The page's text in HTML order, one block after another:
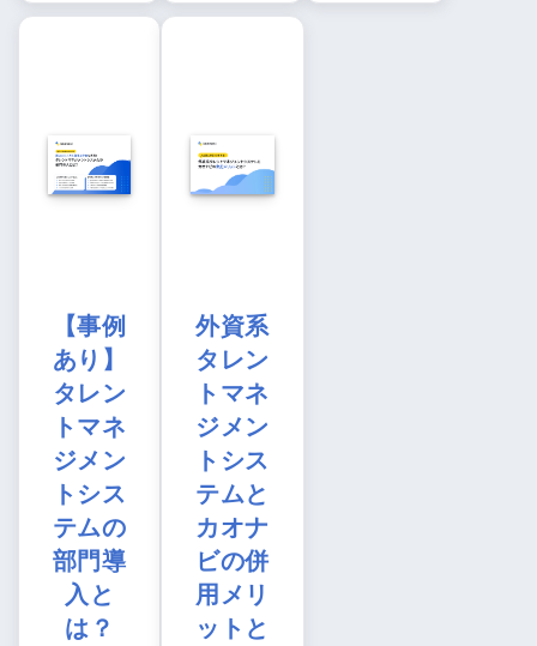
【事例
あり】
タレン
トマネ
ジメン
トシス
テムの
部門導
入と
は？
外資系
タレン
トマネ
ジメン
トシス
テムと
カオナ
ビの併
用メリ
ットと